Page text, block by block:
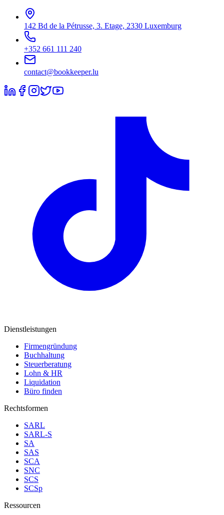
142 Bd de la Pétrusse, 3. Etage, 2330 Luxemburg
+352 661 111 240
contact@bookkeeper.lu
Dienstleistungen
Firmengründung
Buchhaltung
Steuerberatung
Lohn & HR
Liquidation
Büro finden
Rechtsformen
SARL
SARL-S
SA
SAS
SCA
SNC
SCS
SCSp
Ressourcen